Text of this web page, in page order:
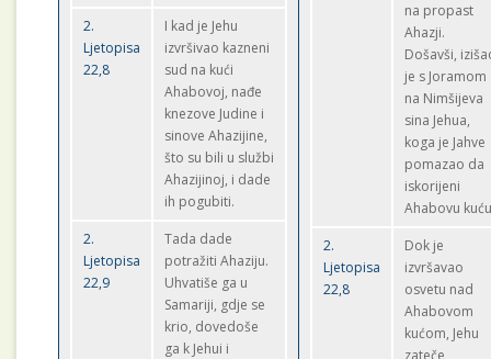
2.
Ljetopisa
22,8
I kad je Jehu
izvršivao kazneni
sud na kući
Ahabovoj, nađe
knezove Judine i
sinove Ahazijine,
što su bili u službi
Ahazijinoj, i dade
ih pogubiti.
2.
Ljetopisa
22,9
Tada dade
potražiti Ahaziju.
Uhvatiše ga u
Samariji, gdje se
krio, dovedoše
ga k Jehui i
na propast
Ahazji.
Došavši,
je s Joramom
na Nimšijeva
sina Jehua,
koga je Jahve
pomazao da
iskorijeni
Ahabovu
2.
Ljetopisa
22,8
Dok je
izvršavao
osvetu nad
Ahabovom
kućom, Jehu
zateče